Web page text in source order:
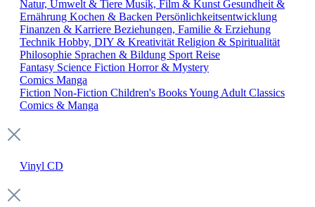
Natur, Umwelt & Tiere Musik, Film & Kunst Gesundheit &
Ernährung Kochen & Backen Persönlichkeitsentwicklung
Finanzen & Karriere Beziehungen, Familie & Erziehung
Technik Hobby, DIY & Kreativität Religion & Spiritualität
Philosophie Sprachen & Bildung Sport Reise
Fantasy Science Fiction Horror & Mystery
Comics Manga
Fiction Non-Fiction Children's BooksYoung Adult Classics
Comics & Manga
Vinyl CD